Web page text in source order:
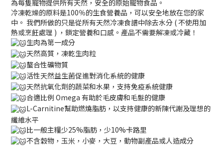
為每隻寵物提供所有天然，安全的原始寵物食品。
冷凍乾燥的原料是100％的生食營養品，可以安全地放在您的家
中。 我們所做的只是從所有天然冷凍食譜中除去水分 ( 不使用加
熱或烹飪處理 ) ，鎖定營養和口感。產品不需要解凍或冷藏！
生肉為第一成分
天然高質，凍乾生肉粒
螯合性礦物質
活性天然益生菌促進對消化系統的健康
天然抗氧化劑的蔬菜和水果，支持免疫系統健康
合適比例 Omega 有助於毛皮膚和毛髮的健康
L-Carnitine幫助燃燒脂肪，以支持健康的新陳代謝及理想的
纖維水平
比一般主糧少25%脂肪，少10%卡路里
不含穀物，玉米，小麥，大豆，動物副產品或人造成分